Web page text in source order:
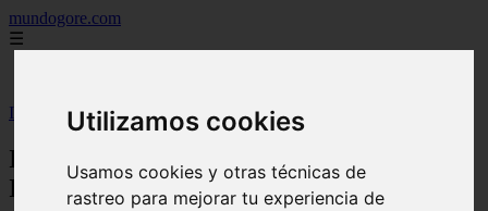
Utilizamos cookies
Usamos cookies y otras técnicas de
rastreo para mejorar tu experiencia de
mundogore.com
☰
Inicio
Invocaciones a la Diosa. Invocación. Invocar al Dios
Invocaciones a la Diosa. Invocación.
Invocar al Dios